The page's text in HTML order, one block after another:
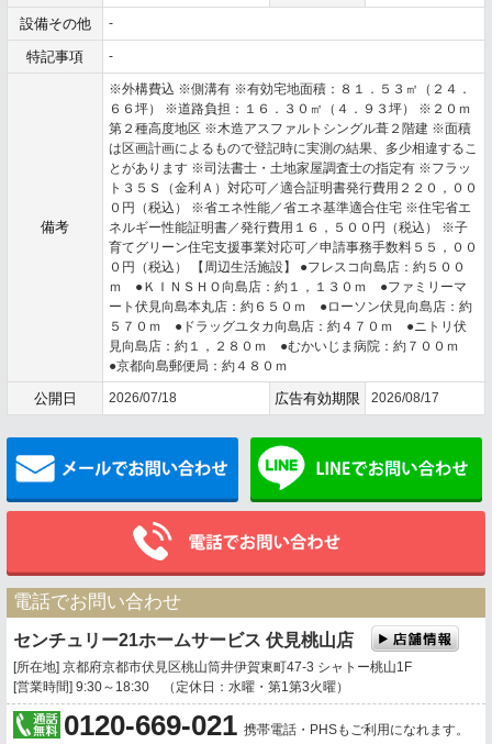
設備その他 -
特記事項 -
備考
※外構費込 ※側溝有 ※有効宅地面積：８１．５３㎡（２４．
６６坪） ※道路負担：１６．３０㎡（４．９３坪） ※２０ｍ
第２種高度地区 ※木造アスファルトシングル葺２階建 ※面積
は区画計画によるもので登記時に実測の結果、多少相違するこ
とがあります ※司法書士・土地家屋調査士の指定有 ※フラッ
ト３５Ｓ（金利Ａ）対応可／適合証明書発行費用２２０，００
０円（税込） ※省エネ性能／省エネ基準適合住宅 ※住宅省エ
ネルギー性能証明書／発行費用１６，５００円（税込） ※子
育てグリーン住宅支援事業対応可／申請事務手数料５５，００
０円（税込） 【周辺生活施設】 ●フレスコ向島店：約５００
ｍ ●ＫＩＮＳＨＯ向島店：約１，１３０ｍ ●ファミリーマ
ート伏見向島本丸店：約６５０ｍ ●ローソン伏見向島店：約
５７０ｍ ●ドラッグユタカ向島店：約４７０ｍ ●ニトリ伏
見向島店：約１，２８０ｍ ●むかいじま病院：約７００ｍ
●京都向島郵便局：約４８０ｍ
公開日 2026/07/18 広告有効期限 2026/08/17
メールでお問い合わせ
電話でお問い合わせ
センチュリー21ホームサービス 伏見桃山店
[所在地] 京都府京都市伏見区桃山筒井伊賀東町47-3 シャトー桃山1F
[営業時間] 9:30～18:30 （定休日：水曜・第1第3火曜）
0120-669-021 携帯電話・PHSもご利用になれます。